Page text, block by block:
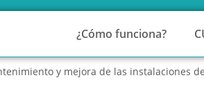
¿Cómo funciona?
y mejora de las instalaciones